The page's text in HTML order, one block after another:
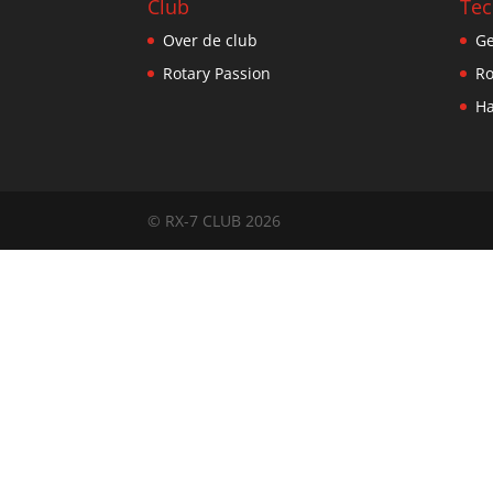
Club
Over de club
Rotary Passion
© RX-7 CLUB 2026